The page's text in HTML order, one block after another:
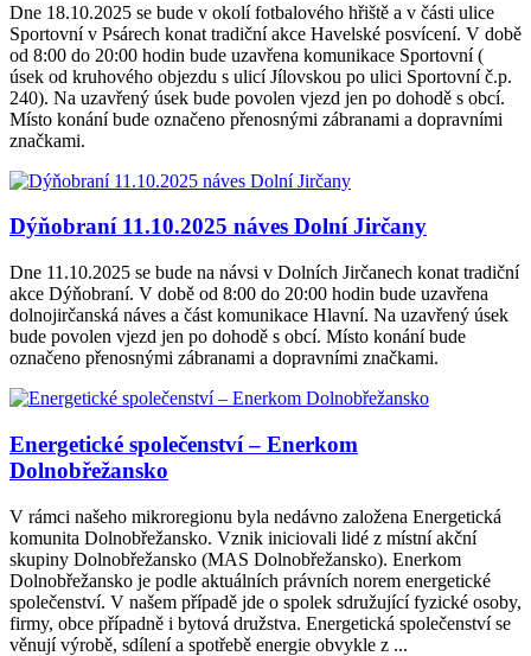
Dne 18.10.2025 se bude v okolí fotbalového hřiště a v části ulice
Sportovní v Psárech konat tradiční akce Havelské posvícení. V době
od 8:00 do 20:00 hodin bude uzavřena komunikace Sportovní (
úsek od kruhového objezdu s ulicí Jílovskou po ulici Sportovní č.p.
240). Na uzavřený úsek bude povolen vjezd jen po dohodě s obcí.
Místo konání bude označeno přenosnými zábranami a dopravními
značkami.
Dýňobraní 11.10.2025 náves Dolní Jirčany
Dne 11.10.2025 se bude na návsi v Dolních Jirčanech konat tradiční
akce Dýňobraní. V době od 8:00 do 20:00 hodin bude uzavřena
dolnojirčanská náves a část komunikace Hlavní. Na uzavřený úsek
bude povolen vjezd jen po dohodě s obcí. Místo konání bude
označeno přenosnými zábranami a dopravními značkami.
Energetické společenství – Enerkom
Dolnobřežansko
V rámci našeho mikroregionu byla nedávno založena Energetická
komunita Dolnobřežansko. Vznik iniciovali lidé z místní akční
skupiny Dolnobřežansko (MAS Dolnobřežansko). Enerkom
Dolnobřežansko je podle aktuálních právních norem energetické
společenství. V našem případě jde o spolek sdružující fyzické osoby,
firmy, obce případně i bytová družstva. Energetická společenství se
věnují výrobě, sdílení a spotřebě energie obvykle z ...